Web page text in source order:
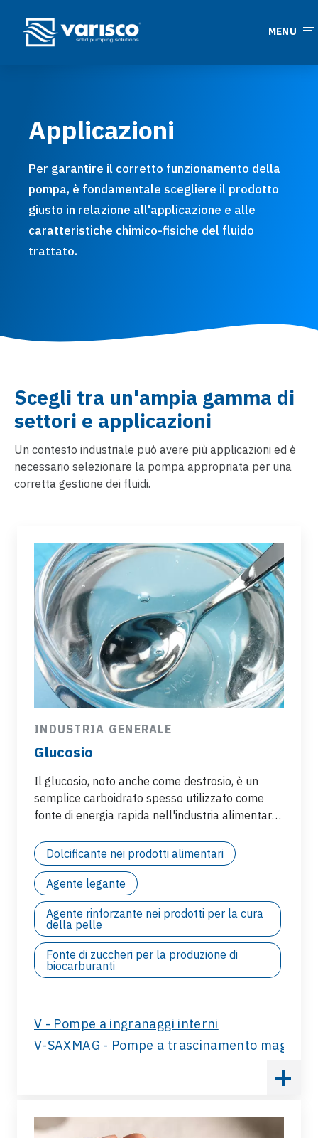
MENU
Applicazioni
Per garantire il corretto funzionamento della
pompa, è fondamentale scegliere il prodotto
giusto in relazione all'applicazione e alle
caratteristiche chimico-fisiche del fluido
trattato.
Scegli tra un'ampia gamma di
settori e applicazioni
Un contesto industriale può avere più applicazioni ed è
necessario selezionare la pompa appropriata per una
corretta gestione dei fluidi.
INDUSTRIA GENERALE
Glucosio
Il glucosio, noto anche come destrosio, è un
semplice carboidrato spesso utilizzato come
fonte di energia rapida nell'industria alimentare
gravosi per fluidi viscosi e molto viscosi, le
pompe a ingranaggi interni della serie V sono
particolarmente adatte per la movimentazione
del glucosio. Ingrediente versatile, il glucosio
viene utilizzato in molti processi industriali come:
Dolcificante nei prodotti alimentari
Agente legante
Agente rinforzante nei prodotti per la cura
della pelle
Fonte di zuccheri per la produzione di
biocarburanti
V - Pompe a ingranaggi interni
V-SAXMAG - Pompe a trascinamento